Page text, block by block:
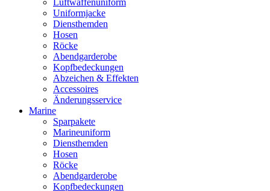
Luftwaffenuniform
Uniformjacke
Diensthemden
Hosen
Röcke
Abendgarderobe
Kopfbedeckungen
Abzeichen & Effekten
Accessoires
Änderungsservice
Marine
Sparpakete
Marineuniform
Diensthemden
Hosen
Röcke
Abendgarderobe
Kopfbedeckungen